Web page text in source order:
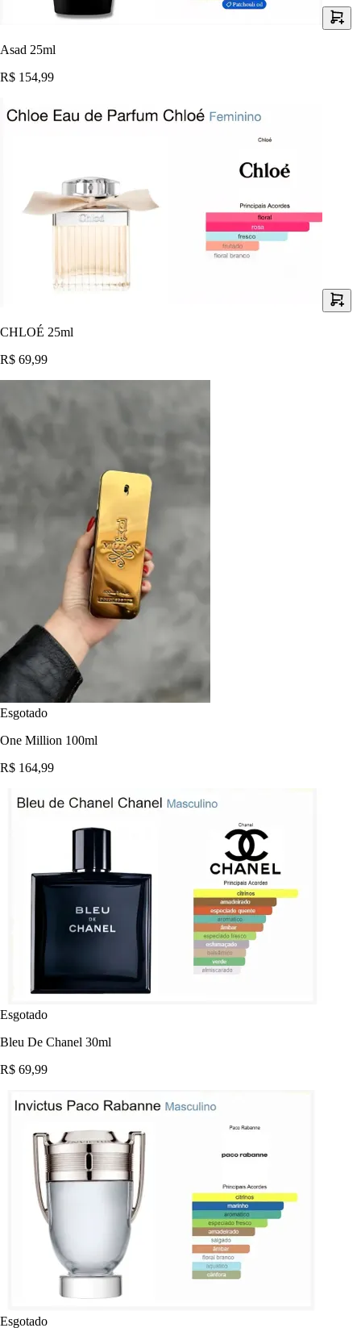
Asad 25ml
R$ 154,99
CHLOÉ 25ml
R$ 69,99
Esgotado
One Million 100ml
R$ 164,99
Esgotado
Bleu De Chanel 30ml
R$ 69,99
Esgotado